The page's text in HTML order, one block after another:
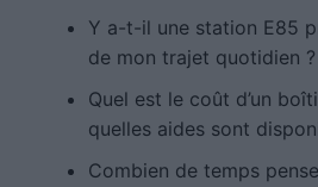
Y a-t-il une station E85
de mon trajet quotidien ?
Quel est le coût d’un
quelles aides sont
Combien de temps